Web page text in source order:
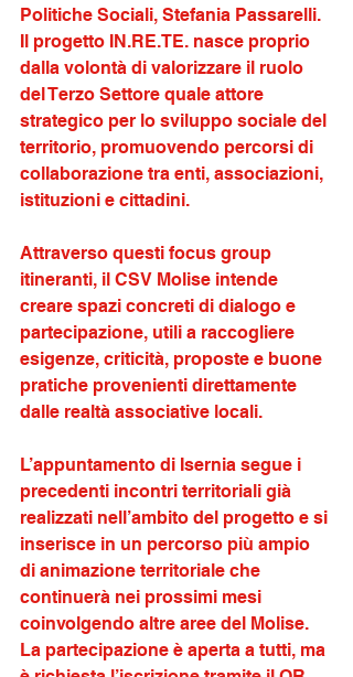
Politiche Sociali, Stefania Passarelli.
Il progetto IN.RE.TE. nasce proprio
dalla volontà di valorizzare il ruolo
del Terzo Settore quale attore
strategico per lo sviluppo sociale del
territorio, promuovendo percorsi di
collaborazione tra enti, associazioni,
istituzioni e cittadini.
Attraverso questi focus group
itineranti, il CSV Molise intende
creare spazi concreti di dialogo e
partecipazione, utili a raccogliere
esigenze, criticità, proposte e buone
pratiche provenienti direttamente
dalle realtà associative locali.
L’appuntamento di Isernia segue i
precedenti incontri territoriali già
realizzati nell’ambito del progetto e si
inserisce in un percorso più ampio
di animazione territoriale che
continuerà nei prossimi mesi
coinvolgendo altre aree del Molise.
La partecipazione è aperta a tutti, ma